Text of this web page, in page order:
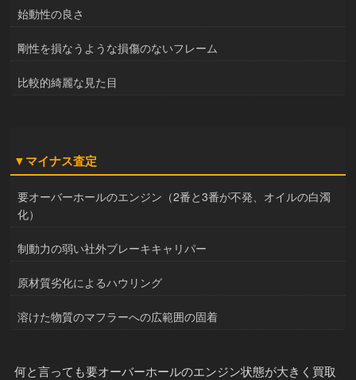
始動性の良さ
剛性を損なうような損傷のないフレーム
比較的綺麗な見た目
▼マイナス査定
要オーバーホールのエンジン（2番と3番が不発、オイルの白濁
化）
制動力の弱い社外ブレーキキャリパー
原材質劣化によるハウリング
溶けた物質のマフラーへの広範囲の固着
何と言っても要オーバーホールのエンジン状態が大きく買取